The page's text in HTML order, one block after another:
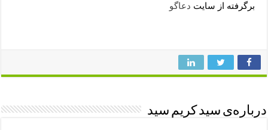
برگرفته از سایت دعاگو
درباره‌ی سید کریم سید